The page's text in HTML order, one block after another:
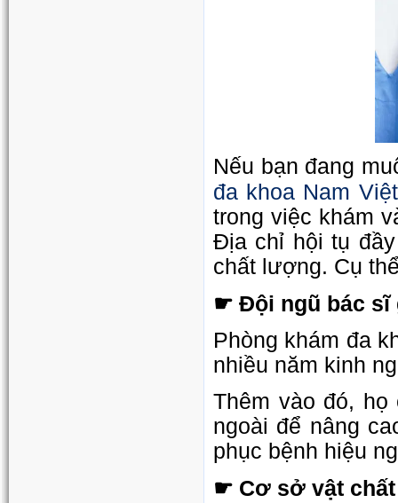
Nếu bạn đang
đa khoa Nam Việt
trong việc khám
Địa chỉ hội tụ
chất lượng. Cụ
☛ Đội ngũ bác sĩ
Phòng khám đa
nhiều năm kinh
Thêm vào đó,
ngoài để nâng
phục bệnh hiệu
☛ Cơ sở vật